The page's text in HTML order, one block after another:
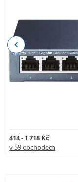
414 - 1 718 Kč
v 59 obchodech
Previous